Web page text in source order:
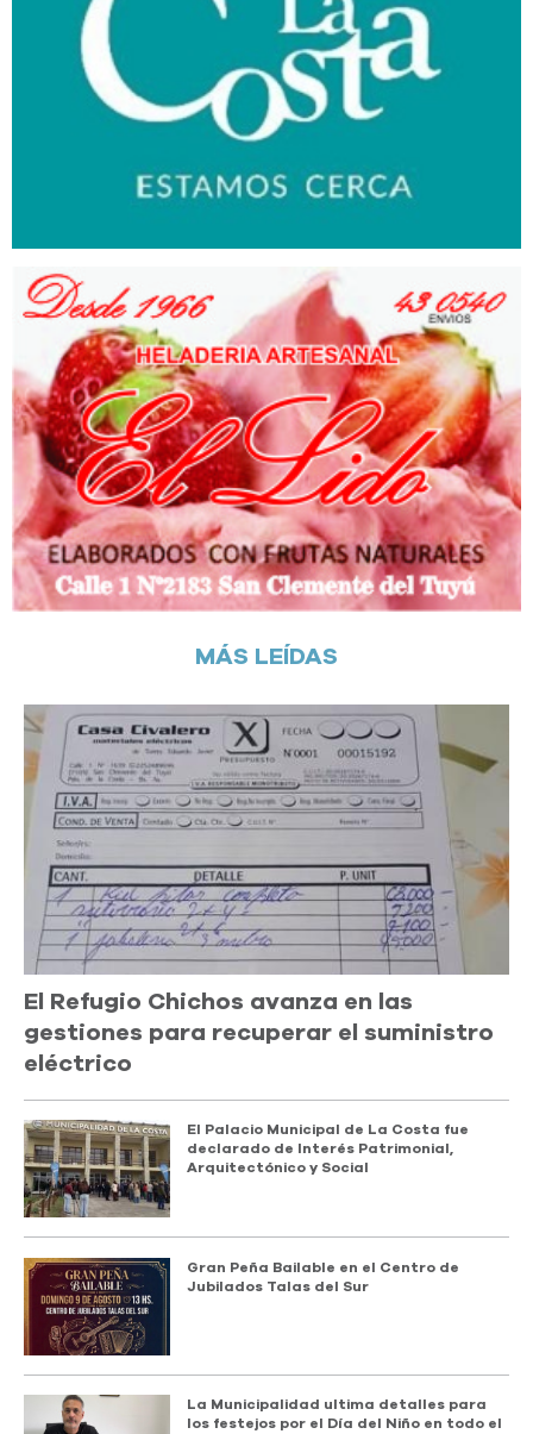
MÁS LEÍDAS
El Refugio Chichos avanza en las
gestiones para recuperar el suministro
eléctrico
El Palacio Municipal de La Costa fue
declarado de Interés Patrimonial,
Arquitectónico y Social
Gran Peña Bailable en el Centro de
Jubilados Talas del Sur
La Municipalidad ultima detalles para
los festejos por el Día del Niño en todo el